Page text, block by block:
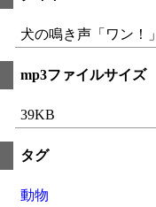
犬の鳴き声「ワン！」
mp3ファイルサイズ
39KB
タグ
動物